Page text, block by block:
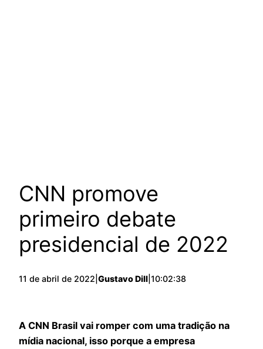
CNN promove
primeiro debate
presidencial de 2022
11 de abril de 2022 Gustavo Dill 10:02:38
A CNN Brasil vai romper com uma tradição na
mídia nacional, isso porque a empresa